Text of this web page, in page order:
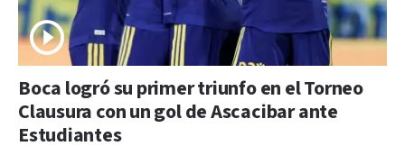
Boca logró su primer triunfo en el Torneo
Clausura con un gol de Ascacibar ante
Estudiantes